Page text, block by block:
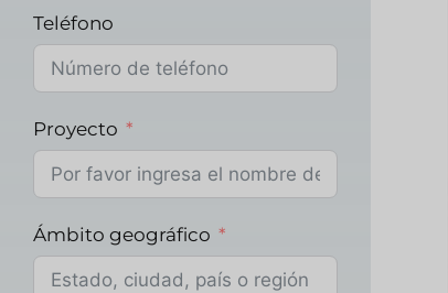
Teléfono
Proyecto
Ámbito geográfico